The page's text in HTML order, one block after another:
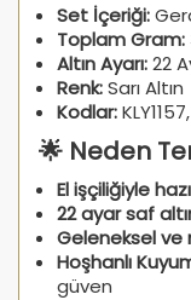
Set İçeriği:
Toplam Gram:
Altın Ayarı:22
Renk:Sarı Altın
Kodlar:
🌟 Neden
El işçiliğiyle
22 ayar saf
Geleneksel ve
Hoşhanlı
güven